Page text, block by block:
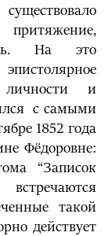
На это
личности и
с самыми
1852 года
Фёдоровне:
“Записок
такой
действует